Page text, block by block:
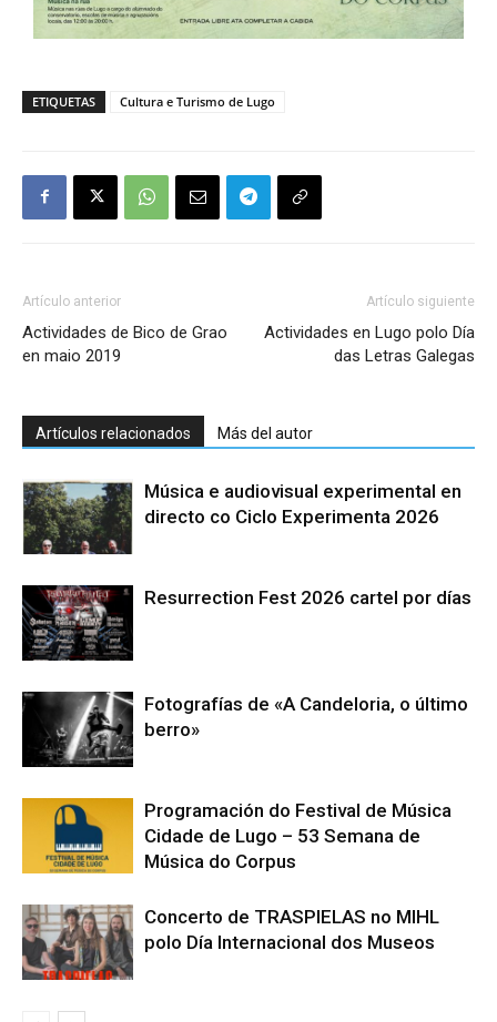
ETIQUETAS Cultura e Turismo de Lugo
Artículo anterior
Actividades de Bico de Grao
en maio 2019
Artículo siguiente
Actividades en Lugo polo Día
das Letras Galegas
Artículos relacionados Más del autor
Música e audiovisual experimental en
directo co Ciclo Experimenta 2026
Resurrection Fest 2026 cartel por días
Fotografías de «A Candeloria, o último
berro»
Programación do Festival de Música
Cidade de Lugo – 53 Semana de
Música do Corpus
Concerto de TRASPIELAS no MIHL
polo Día Internacional dos Museos